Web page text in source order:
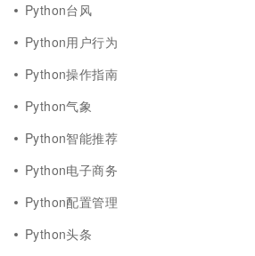
Python台风
Python用户行为
Python操作指南
Python气象
Python智能推荐
Python电子商务
Python配置管理
Python头条